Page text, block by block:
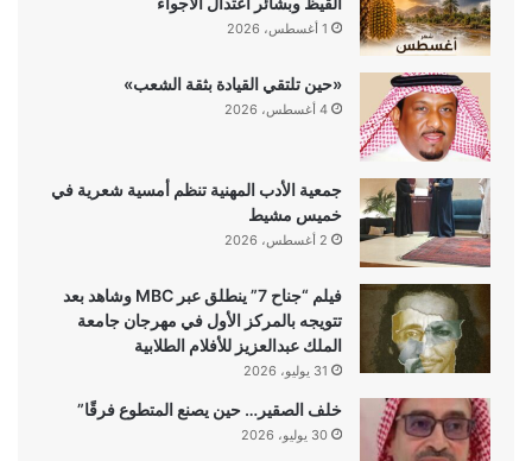
1 أغسطس، 2026
«حين تلتقي القيادة بثقة الشعب»
4 أغسطس، 2026
جمعية الأدب المهنية تنظم أمسية شعرية في
خميس مشيط
2 أغسطس، 2026
فيلم “جناح 7” ينطلق عبر MBC وشاهد بعد
تتويجه بالمركز الأول في مهرجان جامعة
الملك عبدالعزيز للأفلام الطلابية
31 يوليو، 2026
خلف الصقير… حين يصنع المتطوع فرقًا”
30 يوليو، 2026